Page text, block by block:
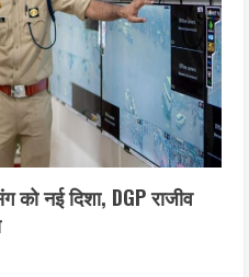
नई दिशा, DGP राजीव